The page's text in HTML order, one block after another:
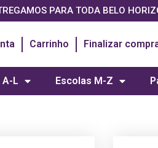
PARA TODA BELO
Carrinho Finalizar
A-L Escolas M-Z